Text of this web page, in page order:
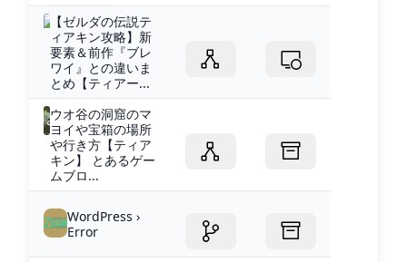
【ゼルダの伝説テ
ィアキン攻略】新
要素＆前作『ブレ
ワイ』との違いま
とめ【ティアー...
ウオ谷の洞窟のマ
ヨイや宝箱の場所
や行き方【ティア
キン】 とあるゲー
ムブロ...
WordPress ›
Error